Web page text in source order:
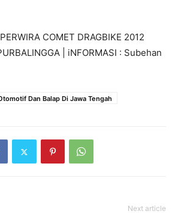
COMET DRAGBIKE 2012
| iNFORMASI : Subehan
Dan Balap Di Jawa Tengah
Next article